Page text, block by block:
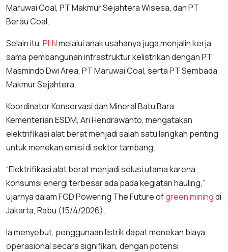
Maruwai Coal, PT Makmur Sejahtera Wisesa, dan PT
Berau Coal.
Selain itu, PLNmelalui anak usahanya juga menjalin kerja
sama pembangunan infrastruktur kelistrikan dengan PT
Masmindo Dwi Area, PT Maruwai Coal, serta PT Sembada
Makmur Sejahtera.
Koordinator Konservasi dan Mineral Batu Bara
Kementerian ESDM, Ari Hendrawanto, mengatakan
elektrifikasi alat berat menjadi salah satu langkah penting
untuk menekan emisi di sektor tambang.
“Elektrifikasi alat berat menjadi solusi utama karena
konsumsi energi terbesar ada pada kegiatan hauling,”
ujarnya dalam FGD Powering The Future ofgreen miningdi
Jakarta, Rabu (15/4/2026).
Ia menyebut, penggunaan listrik dapat menekan biaya
operasional secara signifikan, dengan potensi